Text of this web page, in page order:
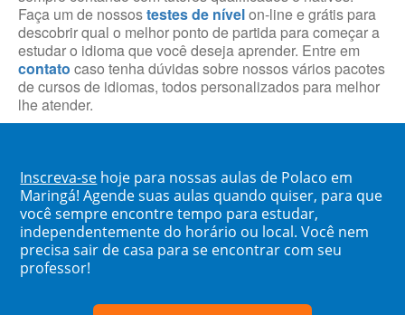
Faça um de nossostestes de nívelon-line e grátis para
descobrir qual o melhor ponto de partida para começar a
estudar o idioma que você deseja aprender. Entre em
contato caso tenha dúvidas sobre nossos vários pacotes
de cursos de idiomas, todos personalizados para melhor
lhe atender.
Inscreva-se hoje para nossas aulas de Polaco em
Maringá! Agende suas aulas quando quiser, para que
você sempre encontre tempo para estudar,
independentemente do horário ou local. Você nem
precisa sair de casa para se encontrar com seu
professor!